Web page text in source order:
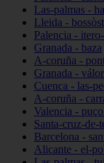
Las-palmas -
Lleida - bossòst
Palencia -
Granada - baza
A-coruña -
Granada - válor
Cuenca - las-
A-coruña -
Valencia -
Santa-cruz-de-
Barcelona -
Alicante - el-